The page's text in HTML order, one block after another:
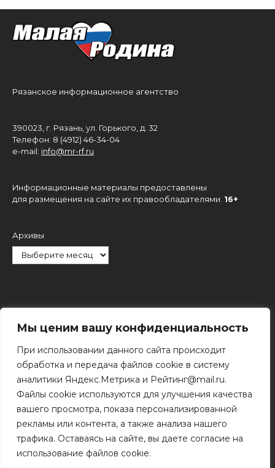
Мы ценим вашу конфиденциальность
При использовании данного сайта происходит
обработка и передача файлов cookie в систему
аналитики Яндекс.Метрика и Рейтинг@mail.ru.
Файлы cookie используются для улучшения качества
вашего просмотра, показа персонализированной
рекламы или контента, а также анализа нашего
трафика. Оставаясь на сайте, вы даете согласие на
использование файлов cookie.
Рязанское информационное агентство
390023, г. Рязань, ул. Горького, д. 32
Телефон: 8 (4912) 46-34-04
e-mail: info@mr-rf.ru
Информационные материалы предоставлены
для размещения на сайте их правообладателями. 16+
Архивы
Поиск